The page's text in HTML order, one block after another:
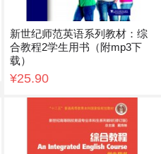
新世纪师范英语系列教材：综
合教程2学生用书（附mp3下
载）
¥25.90